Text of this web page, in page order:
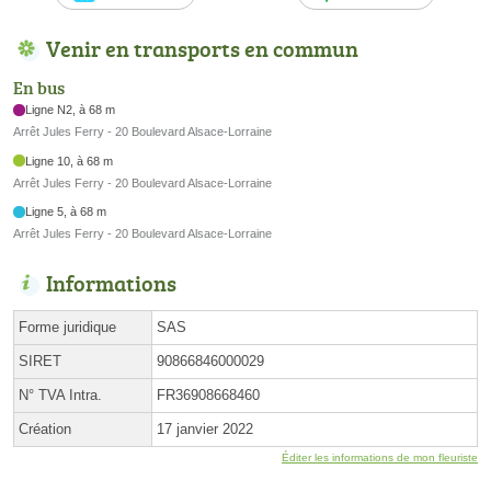
Venir en transports en commun
En bus
Ligne N2, à 68 m
Arrêt Jules Ferry - 20 Boulevard Alsace-Lorraine
Ligne 10, à 68 m
Arrêt Jules Ferry - 20 Boulevard Alsace-Lorraine
Ligne 5, à 68 m
Arrêt Jules Ferry - 20 Boulevard Alsace-Lorraine
Informations
Forme juridique SAS
SIRET 90866846000029
N° TVA Intra. FR36908668460
Création 17 janvier 2022
Éditer les informations de mon fleuriste